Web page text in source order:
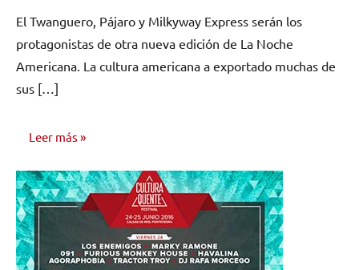
comentarios
El Twanguero, Pájaro y Milkyway Express serán los
protagonistas de otra nueva edición de La Noche
Americana. La cultura americana a exportado muchas de
sus […]
Leer más
NOTICIAS